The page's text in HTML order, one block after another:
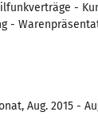
-
-
Aug. 2015 -